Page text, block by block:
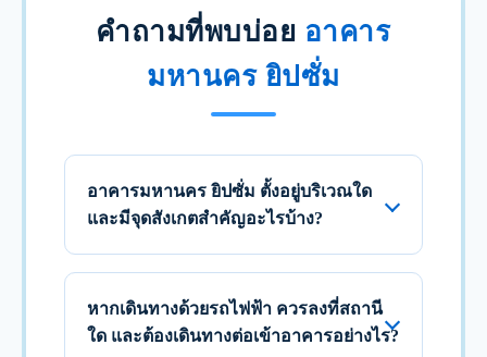
คำถามที่พบบ่อย อาคาร
มหานคร ยิปซั่ม
อาคารมหานคร ยิปซั่ม ตั้งอยู่บริเวณใด
และมีจุดสังเกตสำคัญอะไรบ้าง?
หากเดินทางด้วยรถไฟฟ้า ควรลงที่สถานี
ใด และต้องเดินทางต่อเข้าอาคารอย่างไร?